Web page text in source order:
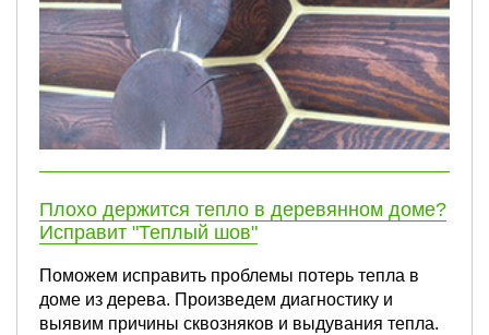
Плохо держится тепло в деревянном доме?
Исправит "Теплый шов"
Поможем исправить проблемы потерь тепла в
доме из дерева. Произведем диагностику и
выявим причины сквозняков и выдувания тепла.